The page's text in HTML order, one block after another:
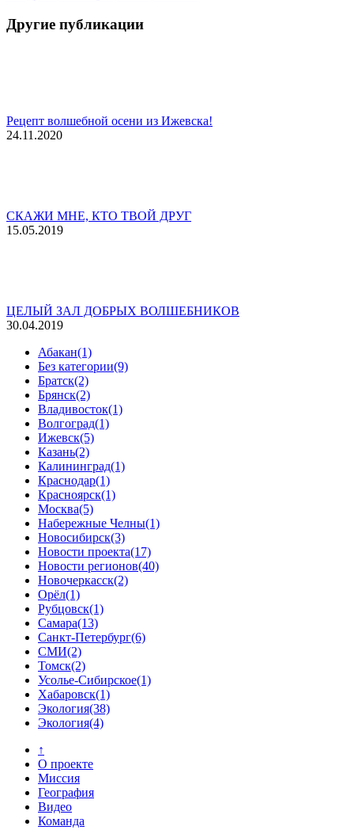
записям
Другие публикации
Рецепт волшебной осени из Ижевска!
24.11.2020
СКАЖИ МНЕ, КТО ТВОЙ ДРУГ
15.05.2019
ЦЕЛЫЙ ЗАЛ ДОБРЫХ ВОЛШЕБНИКОВ
30.04.2019
Абакан(1)
Без категории(9)
Братск(2)
Брянск(2)
Владивосток(1)
Волгоград(1)
Ижевск(5)
Казань(2)
Калининград(1)
Краснодар(1)
Красноярск(1)
Москва(5)
Набережные Челны(1)
Новосибирск(3)
Новости проекта(17)
Новости регионов(40)
Новочеркасск(2)
Орёл(1)
Рубцовск(1)
Самара(13)
Санкт-Петербург(6)
СМИ(2)
Томск(2)
Усолье-Сибирское(1)
Хабаровск(1)
Экология(38)
Экология(4)
↑
О проекте
Миссия
География
Видео
Команда